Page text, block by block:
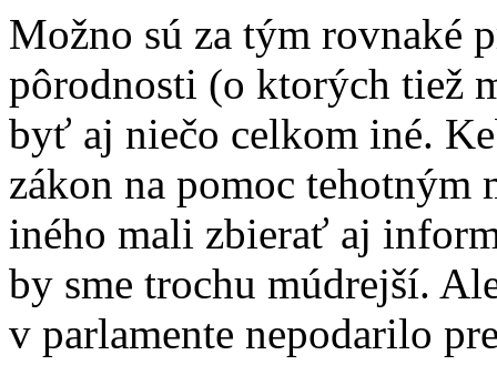
Možno sú za tým rovnaké
pôrodnosti (o ktorých tiež
byť aj niečo celkom iné.
zákon na pomoc tehotným
iného mali zbierať aj
by sme trochu múdrejší.
v parlamente nepodarilo